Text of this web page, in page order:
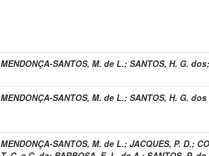
MENDONÇA-SANTOS, M. de L.; SANTOS, H. G. dos;
MENDONÇA-SANTOS, M. de L.; SANTOS, H. G. dos
MENDONÇA-SANTOS, M. de L.; JACQUES, P. D.;